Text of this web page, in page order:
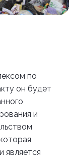
по
он будет
и
и является